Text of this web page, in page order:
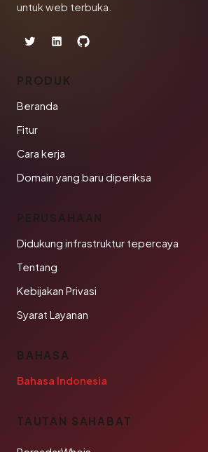
untuk web terbuka.
PRODUK
Beranda
Fitur
Cara kerja
Domain yang baru diperiksa
PERUSAHAAN
Didukung infrastruktur tepercaya
Tentang
Kebijakan Privasi
Syarat Layanan
BAHASA
Bahasa Indonesia
TAUTAN SAHABAT